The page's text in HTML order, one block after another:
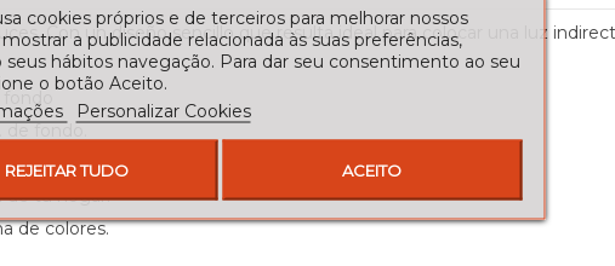
Con un diseño sencillo que resulta ideal para colocar una luz
de fondo.
de vela envejecida.
de tu hogar.
de colores.
cookies próprios e de terceiros para melhorar nossos
a publicidade relacionada às suas preferências,
seus hábitos navegação. Para dar seu consentimento ao seu
o botão Aceito.
Personalizar Cookies
REJEITAR TUDO ACEITO